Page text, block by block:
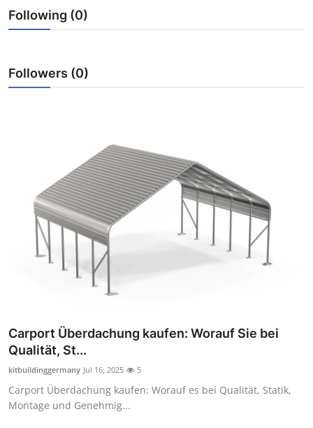
Crypto
Business
Press Release
Following (0)
Followers (0)
Carport Überdachung kaufen: Worauf Sie bei
Qualität, St...
kitbuildinggermany Jul 16, 2025 5
Carport Überdachung kaufen: Worauf es bei Qualität, Statik,
Montage und Genehmig...